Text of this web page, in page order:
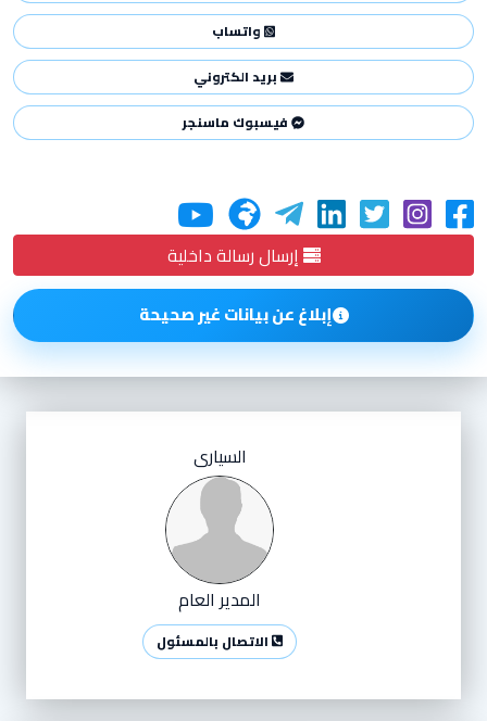
واتساب
بريد الكتروني
فيسبوك ماسنجر
إرسال رسالة داخلية
إبلاغ عن بيانات غير صحيحة
السيارى
المدير العام
الاتصال بالمسئول